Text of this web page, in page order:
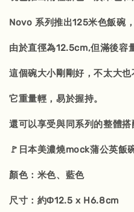
Novo 系列推出125米色飯碗
由於直徑為12.5cm,但滿後容
這個碗大小剛剛好，不太大也
它重量輕，易於握持。
還可以享受與同系列的整體搭
🚩日本美濃燒mock蒲公英飯
顏色：米色、藍色
尺寸：約Φ12.5 x H6.8cm